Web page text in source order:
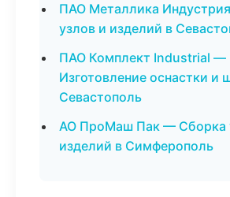
ПАО Металлика
узлов и изделий в
ПАО Комплект Industrial —
Изготовление оснастки и
Севастополь
АО ПроМаш Пак — Сборка
изделий в Симферополь